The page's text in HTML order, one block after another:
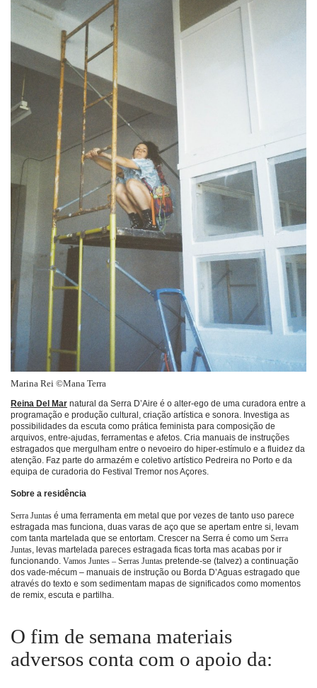
Marina Rei ©Mana Terra
Reina Del Mar natural da Serra D’Aire é o alter-ego de uma curadora entre a
programação e produção cultural, criação artística e sonora. Investiga as
possibilidades da escuta como prática feminista para composição de
arquivos, entre-ajudas, ferramentas e afetos. Cria manuais de instruções
estragados que mergulham entre o nevoeiro do hiper-estímulo e a fluidez da
atenção. Faz parte do armazém e coletivo artístico Pedreira no Porto e da
equipa de curadoria do Festival Tremor nos Açores.
Sobre a residência
Serra Juntas é uma ferramenta em metal que por vezes de tanto uso parece
estragada mas funciona, duas varas de aço que se apertam entre si, levam
com tanta martelada que se entortam. Crescer na Serra é como um Serra
Juntas, levas martelada pareces estragada ficas torta mas acabas por ir
funcionando. Vamos Juntes – Serras Juntas pretende-se (talvez) a continuação
dos vade-mécum – manuais de instrução ou Borda D’Aguas estragado que
através do texto e som sedimentam mapas de significados como momentos
de remix, escuta e partilha.
O fim de semana materiais
adversos conta com o apoio da: